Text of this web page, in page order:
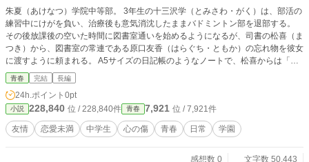
朱夏（あけなつ）学院中等部。 3年生の十三沢学（とみさわ・がく）は、部活の
練習中にけがを負い、治療後も意気消沈したままバドミントン部を退部する。
その後放課後の空いた時間に図書室通いを始めるようになるが、司書の松喜（ま
つき）から、図書室の常連である原口友香（はらぐち・ともか）の忘れ物を彼女
に渡すように頼まれる。 A5サイズの日記帳のようなノートで、松喜からは「中
を読まないように」と釘をさされたが、好奇心からつい開いてしまう学。そこに
書かれていたのは、痛々しい原口の心の叫びの数々だった。
青春 完結 長編
24h.ポイント 0pt
小説 228,840 位 / 228,840件 青春 7,921 位 / 7,921件
友情 恋愛未満 中学生 心の傷 青春 日常 学園
感想数 0
文字数 50,443